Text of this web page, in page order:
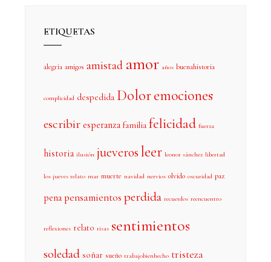
ETIQUETAS
alegria amigos amistad amor años buenahistoria
complicidad despedida Doloremociones
escribir esperanza familia felicidad fuerza
historia ilusión jueverosleer leonor sánchez libertad
los jueves relato mar muerte navidad nervios olvido oscuridad paz
pena pensamientos perdida recuerdos reencuentro
reflexiones relato risas sentimientos
soledad soñar sueño trabajobienhecho tristeza